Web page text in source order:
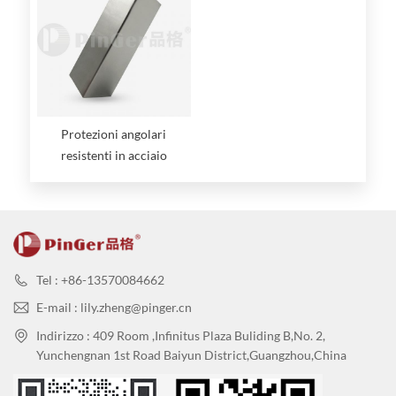
Protezioni angolari
resistenti in acciaio
Tel : +86-13570084662
E-mail : lily.zheng@pinger.cn
Indirizzo : 409 Room ,Infinitus Plaza Buliding B,No. 2,
Yunchengnan 1st Road Baiyun District,Guangzhou,China